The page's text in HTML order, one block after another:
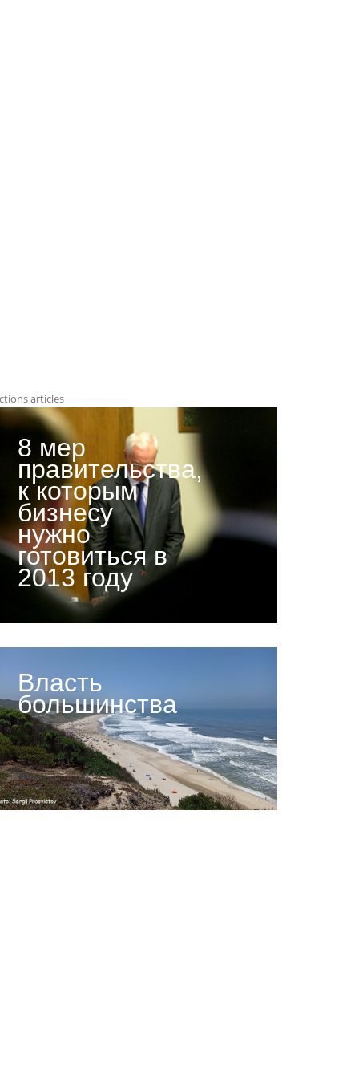
articles
8 мер
правительства,
к которым
бизнесу
нужно
готовиться в
2013 году
Власть
большинства